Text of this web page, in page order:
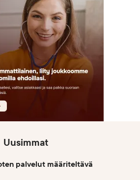
Uusimmat
palvelut määriteltävä